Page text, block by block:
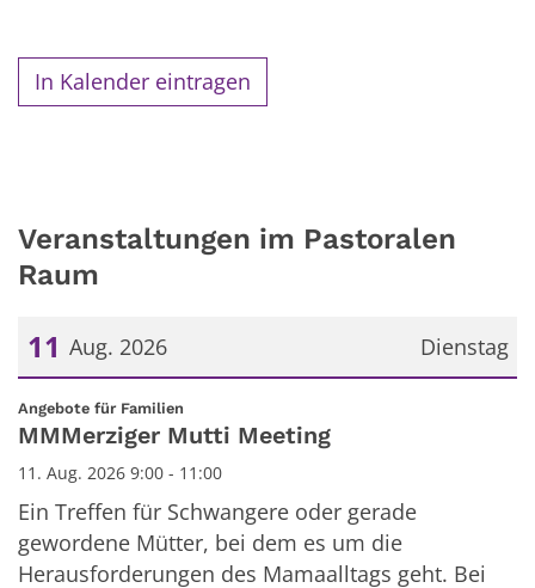
In Kalender eintragen
Veranstaltungen im Pastoralen
Raum
Dienstag
11 Aug. 2026
Datum: 11. August 2026
Angebote für Familien
MMMerziger Mutti Meeting
11. Aug. 2026 9:00 - 11:00
Ein Treffen für Schwangere oder gerade
gewordene Mütter, bei dem es um die
Herausforderungen des Mamaalltags geht. Bei